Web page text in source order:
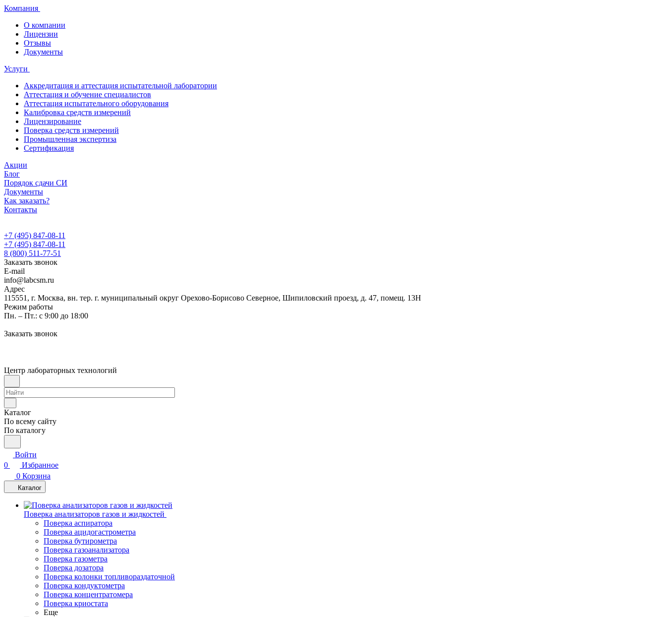
Компания
О компании
Лицензии
Отзывы
Документы
Услуги
Аккредитация и аттестация испытательной лаборатории
Аттестация и обучение специалистов
Аттестация испытательного оборудования
Калибровка средств измерений
Лицензирование
Поверка средств измерений
Промышленная экспертиза
Сертификация
Акции
Блог
Порядок сдачи СИ
Документы
Как заказать?
Контакты
+7 (495) 847-08-11
+7 (495) 847-08-11
8 (800) 511-77-51
Заказать звонок
E-mail
info@labcsm.ru
Адрес
115551, г. Москва, вн. тер. г. муниципальный округ Орехово-Борисово Северное, Шипиловский проезд, д. 47, помещ. 13Н
Режим работы
Пн. – Пт.: с 9:00 до 18:00
Заказать звонок
Центр лабораторных технологий
Каталог
По всему сайту
По каталогу
Войти
0
Избранное
0 Корзина
Каталог
Поверка анализаторов газов и жидкостей
Поверка аспиратора
Поверка ацидогастрометра
Поверка бутирометра
Поверка газоанализатора
Поверка газометра
Поверка дозатора
Поверка колонки топливораздаточной
Поверка кондуктометра
Поверка концентратомера
Поверка криостата
Еще